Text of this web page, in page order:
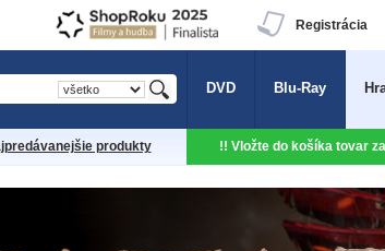
Registrácia
DVD Blu-Ray
produkty !! Vložte do košíka tovar